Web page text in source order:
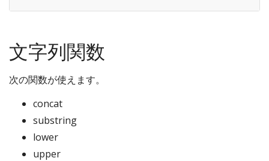
文字列関数
次の関数が使えます。
concat
substring
lower
upper